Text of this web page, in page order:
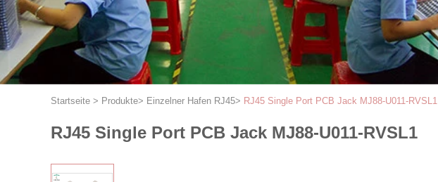
Startseite > Produkte> Einzelner Hafen RJ45> RJ45 Single Port PCB Jack MJ88-U011-RVSL1
RJ45 Single Port PCB Jack MJ88-U011-RVSL1